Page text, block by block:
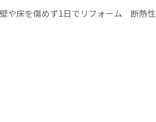
や床を傷めず1日でリフォーム 断熱性